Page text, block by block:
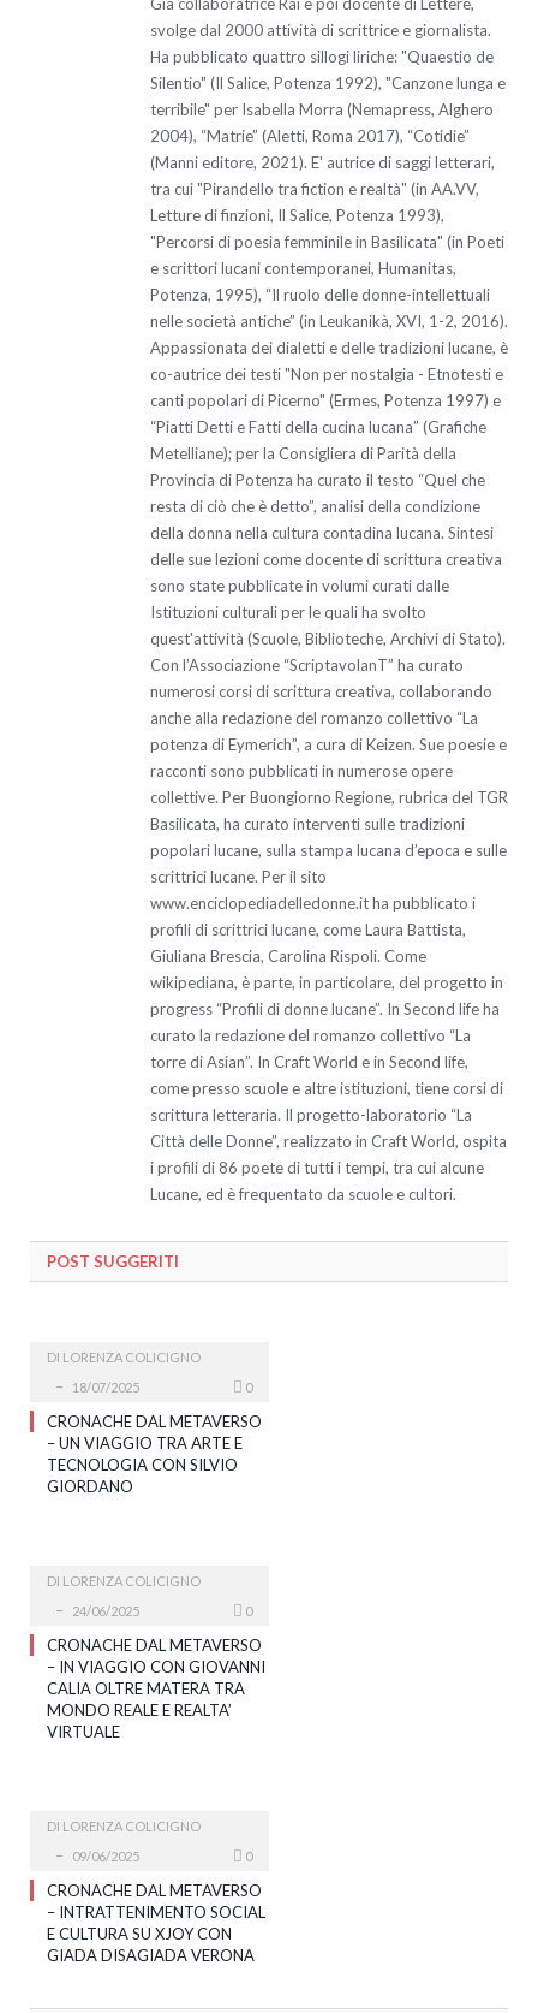
svolge dal 2000 attività di scrittrice e giornalista.
Ha pubblicato quattro sillogi liriche: "Quaestio de
Silentio" (Il Salice, Potenza 1992), "Canzone lunga e
terribile" per Isabella Morra (Nemapress, Alghero
2004), “Matrie” (Aletti, Roma 2017), “Cotidie”
(Manni editore, 2021). E' autrice di saggi letterari,
tra cui "Pirandello tra fiction e realtà" (in AA.VV,
Letture di finzioni, Il Salice, Potenza 1993),
"Percorsi di poesia femminile in Basilicata" (in Poeti
e scrittori lucani contemporanei, Humanitas,
Potenza, 1995), “Il ruolo delle donne-intellettuali
nelle società antiche” (in Leukanikà, XVI, 1-2, 2016).
Appassionata dei dialetti e delle tradizioni lucane, è
co-autrice dei testi "Non per nostalgia - Etnotesti e
canti popolari di Picerno" (Ermes, Potenza 1997) e
“Piatti Detti e Fatti della cucina lucana” (Grafiche
Metelliane); per la Consigliera di Parità della
Provincia di Potenza ha curato il testo “Quel che
resta di ciò che è detto”, analisi della condizione
della donna nella cultura contadina lucana. Sintesi
delle sue lezioni come docente di scrittura creativa
sono state pubblicate in volumi curati dalle
Istituzioni culturali per le quali ha svolto
quest'attività (Scuole, Biblioteche, Archivi di Stato).
Con l’Associazione “ScriptavolanT” ha curato
numerosi corsi di scrittura creativa, collaborando
anche alla redazione del romanzo collettivo “La
potenza di Eymerich”, a cura di Keizen. Sue poesie e
racconti sono pubblicati in numerose opere
collettive. Per Buongiorno Regione, rubrica del TGR
Basilicata, ha curato interventi sulle tradizioni
popolari lucane, sulla stampa lucana d’epoca e sulle
scrittrici lucane. Per il sito
www.enciclopediadelledonne.it ha pubblicato i
profili di scrittrici lucane, come Laura Battista,
Giuliana Brescia, Carolina Rispoli. Come
wikipediana, è parte, in particolare, del progetto in
progress “Profili di donne lucane”. In Second life ha
curato la redazione del romanzo collettivo “La
torre di Asian”. In Craft World e in Second life,
come presso scuole e altre istituzioni, tiene corsi di
scrittura letteraria. Il progetto-laboratorio “La
Città delle Donne”, realizzato in Craft World, ospita
i profili di 86 poete di tutti i tempi, tra cui alcune
Lucane, ed è frequentato da scuole e cultori.
POST SUGGERITI
DI LORENZA COLICIGNO
18/07/2025
0
CRONACHE DAL METAVERSO
– UN VIAGGIO TRA ARTE E
TECNOLOGIA CON SILVIO
GIORDANO
DI LORENZA COLICIGNO
24/06/2025
0
CRONACHE DAL METAVERSO
– IN VIAGGIO CON GIOVANNI
CALIA OLTRE MATERA TRA
MONDO REALE E REALTA’
VIRTUALE
DI LORENZA COLICIGNO
09/06/2025
0
CRONACHE DAL METAVERSO
– INTRATTENIMENTO SOCIAL
E CULTURA SU XJOY CON
GIADA DISAGIADA VERONA